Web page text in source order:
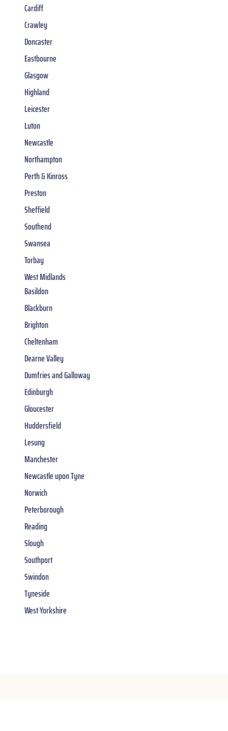
Cardiff
Crawley
Doncaster
Eastbourne
Glasgow
Highland
Leicester
Luton
Newcastle
Northampton
Perth & Kinross
Preston
Sheffield
Southend
Swansea
Torbay
West Midlands
Basildon
Blackburn
Brighton
Cheltenham
Dearne Valley
Dumfries and Galloway
Edinburgh
Gloucester
Huddersfield
Lesung
Manchester
Newcastle upon Tyne
Norwich
Peterborough
Reading
Slough
Southport
Swindon
Tyneside
West Yorkshire